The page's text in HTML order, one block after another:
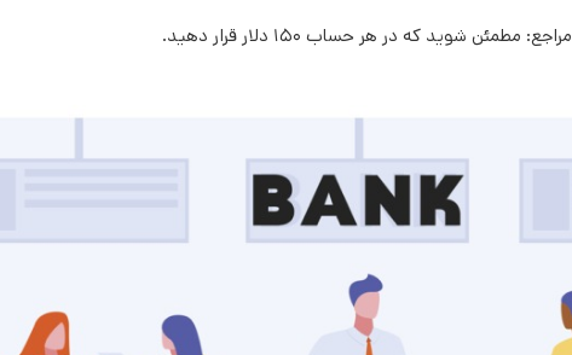
مراجع: مطمئن شوید که در هر حساب ۱۵۰ دلار قرار دهید.